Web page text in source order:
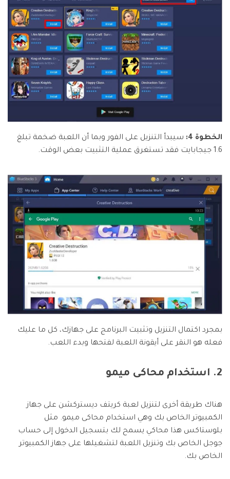
الخطوة 4:
سيبدأ التنزيل على الفور وبما أن اللعبة ضخمة تبلغ
1.6 جيجابايت فقد تستغرق عملية التثبيت بعض الوقت.
بمجرد اكتمال التنزيل وتثبيت البرنامج على جهازك، كل ما عليك
فعله هو النقر على أيقونة اللعبة لفتحها وبدء اللعب.
2. استخدام محاكى ميمو
هناك طريقة أخرى لتنزيل لعبة كريتف ديستركشن على جهاز
الكمبيوتر الخاص بك وهي استخدام محاكى ميمو. مثل
بلوستاكس هذا محاكي يسمح لك بتسجيل الدخول إلى حساب
جوجل الخاص بك وتنزيل اللعبة لتشغيلها على جهاز الكمبيوتر
الخاص بك.